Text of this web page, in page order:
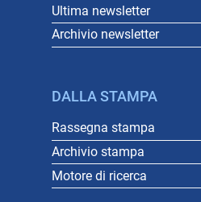
Ultima newsletter
Archivio newsletter
DALLA STAMPA
Rassegna stampa
Archivio stampa
Motore di ricerca